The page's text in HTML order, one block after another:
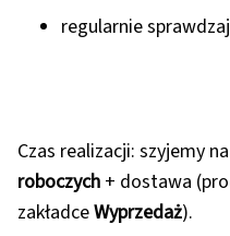
regularnie
Czas realizacji: szyjemy
roboczych + dostawa
zakładceWyprzedaż).